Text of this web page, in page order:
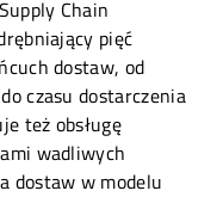
Chain
pięć
dostaw, od
czasu dostarczenia
też obsługę
wadliwych
dostaw w modelu